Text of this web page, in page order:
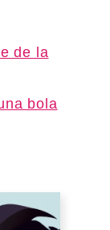
de la
bola